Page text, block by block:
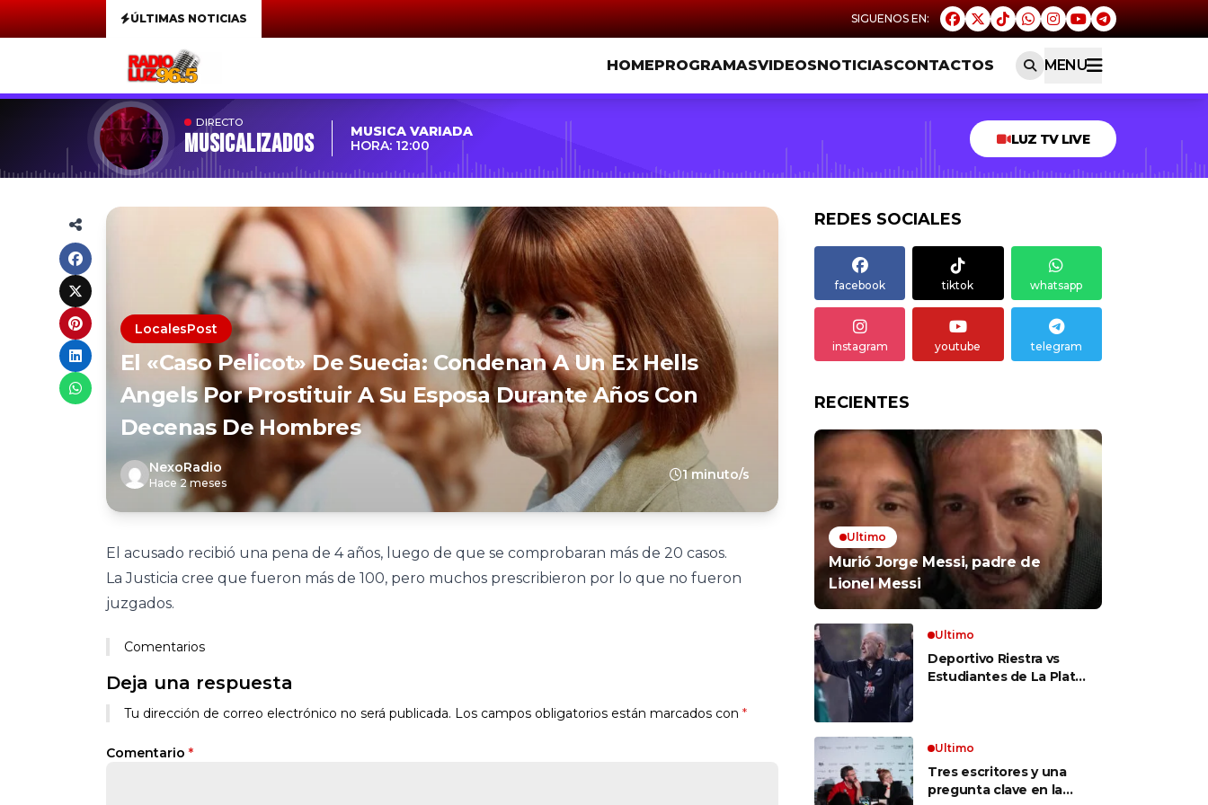
ÚLTIMAS NOTICIAS
HOMEPROGRAMASVIDEOSNOTICIASCONTACTOS MENU
DIRECTO
MUSICALIZADOS
MUSICA VARIADA
HORA: 12:00
LUZ TV LIVE
LocalesPost
El «caso Pelicot» De Suecia: Condenan A Un Ex Hells
Angels Por Prostituir A Su Esposa Durante Años Con
Decenas De Hombres
NexoRadio
Hace 2 meses
1 minuto/s
El acusado recibió una pena de 4 años, luego de que se comprobaran más de 20 casos.
La Justicia cree que fueron más de 100, pero muchos prescribieron por lo que no fueron
juzgados.
Comentarios
Deja una respuesta
Tu dirección de correo electrónico no será publicada. Los campos obligatorios están marcados con *
Comentario *
REDES SOCIALES
facebook tiktok whatsapp
instagram youtube telegram
RECIENTES
Ultimo
Murió Jorge Messi, padre de
Lionel Messi
Ultimo
Deportivo Riestra vs
Estudiantes de La Plata,
cómo ver el partido
Ultimo
Tres escritores y una
pregunta clave en la